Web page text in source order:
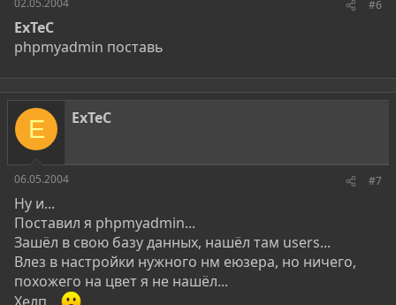
02.05.2004 #6
ExTeC
phpmyadmin поставь
E ExTeC
06.05.2004 #7
Ну и...
Поставил я phpmyadmin...
Зашёл в свою базу данных, нашёл там users...
Влез в настройки нужного нм еюзера, но ничего,
похожего на цвет я не нашёл...